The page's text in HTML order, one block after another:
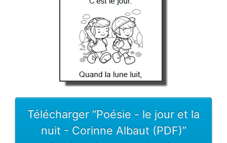
Télécharger “Poésie - le jour et la
nuit - Corinne Albaut (PDF)”